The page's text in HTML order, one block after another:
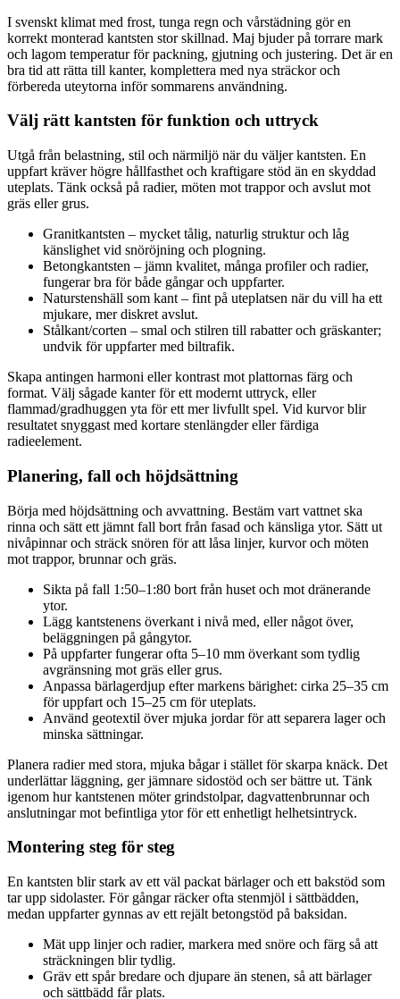
I svenskt klimat med frost, tunga regn och vårstädning gör en
korrekt monterad kantsten stor skillnad. Maj bjuder på torrare mark
och lagom temperatur för packning, gjutning och justering. Det är en
bra tid att rätta till kanter, komplettera med nya sträckor och
förbereda uteytorna inför sommarens användning.
Välj rätt kantsten för funktion och uttryck
Utgå från belastning, stil och närmiljö när du väljer kantsten. En
uppfart kräver högre hållfasthet och kraftigare stöd än en skyddad
uteplats. Tänk också på radier, möten mot trappor och avslut mot
gräs eller grus.
Granitkantsten – mycket tålig, naturlig struktur och låg
känslighet vid snöröjning och plogning.
Betongkantsten – jämn kvalitet, många profiler och radier,
fungerar bra för både gångar och uppfarter.
Naturstenshäll som kant – fint på uteplatsen när du vill ha ett
mjukare, mer diskret avslut.
Stålkant/corten – smal och stilren till rabatter och gräskanter;
undvik för uppfarter med biltrafik.
Skapa antingen harmoni eller kontrast mot plattornas färg och
format. Välj sågade kanter för ett modernt uttryck, eller
flammad/gradhuggen yta för ett mer livfullt spel. Vid kurvor blir
resultatet snyggast med kortare stenlängder eller färdiga
radieelement.
Planering, fall och höjdsättning
Börja med höjdsättning och avvattning. Bestäm vart vattnet ska
rinna och sätt ett jämnt fall bort från fasad och känsliga ytor. Sätt ut
nivåpinnar och sträck snören för att låsa linjer, kurvor och möten
mot trappor, brunnar och gräs.
Sikta på fall 1:50–1:80 bort från huset och mot dränerande
ytor.
Lägg kantstenens överkant i nivå med, eller något över,
beläggningen på gångytor.
På uppfarter fungerar ofta 5–10 mm överkant som tydlig
avgränsning mot gräs eller grus.
Anpassa bärlagerdjup efter markens bärighet: cirka 25–35 cm
för uppfart och 15–25 cm för uteplats.
Använd geotextil över mjuka jordar för att separera lager och
minska sättningar.
Planera radier med stora, mjuka bågar i stället för skarpa knäck. Det
underlättar läggning, ger jämnare sidostöd och ser bättre ut. Tänk
igenom hur kantstenen möter grindstolpar, dagvattenbrunnar och
anslutningar mot befintliga ytor för ett enhetligt helhetsintryck.
Montering steg för steg
En kantsten blir stark av ett väl packat bärlager och ett bakstöd som
tar upp sidolaster. För gångar räcker ofta stenmjöl i sättbädden,
medan uppfarter gynnas av ett rejält betongstöd på baksidan.
Mät upp linjer och radier, markera med snöre och färg så att
sträckningen blir tydlig.
Gräv ett spår bredare och djupare än stenen, så att bärlager
och sättbädd får plats.